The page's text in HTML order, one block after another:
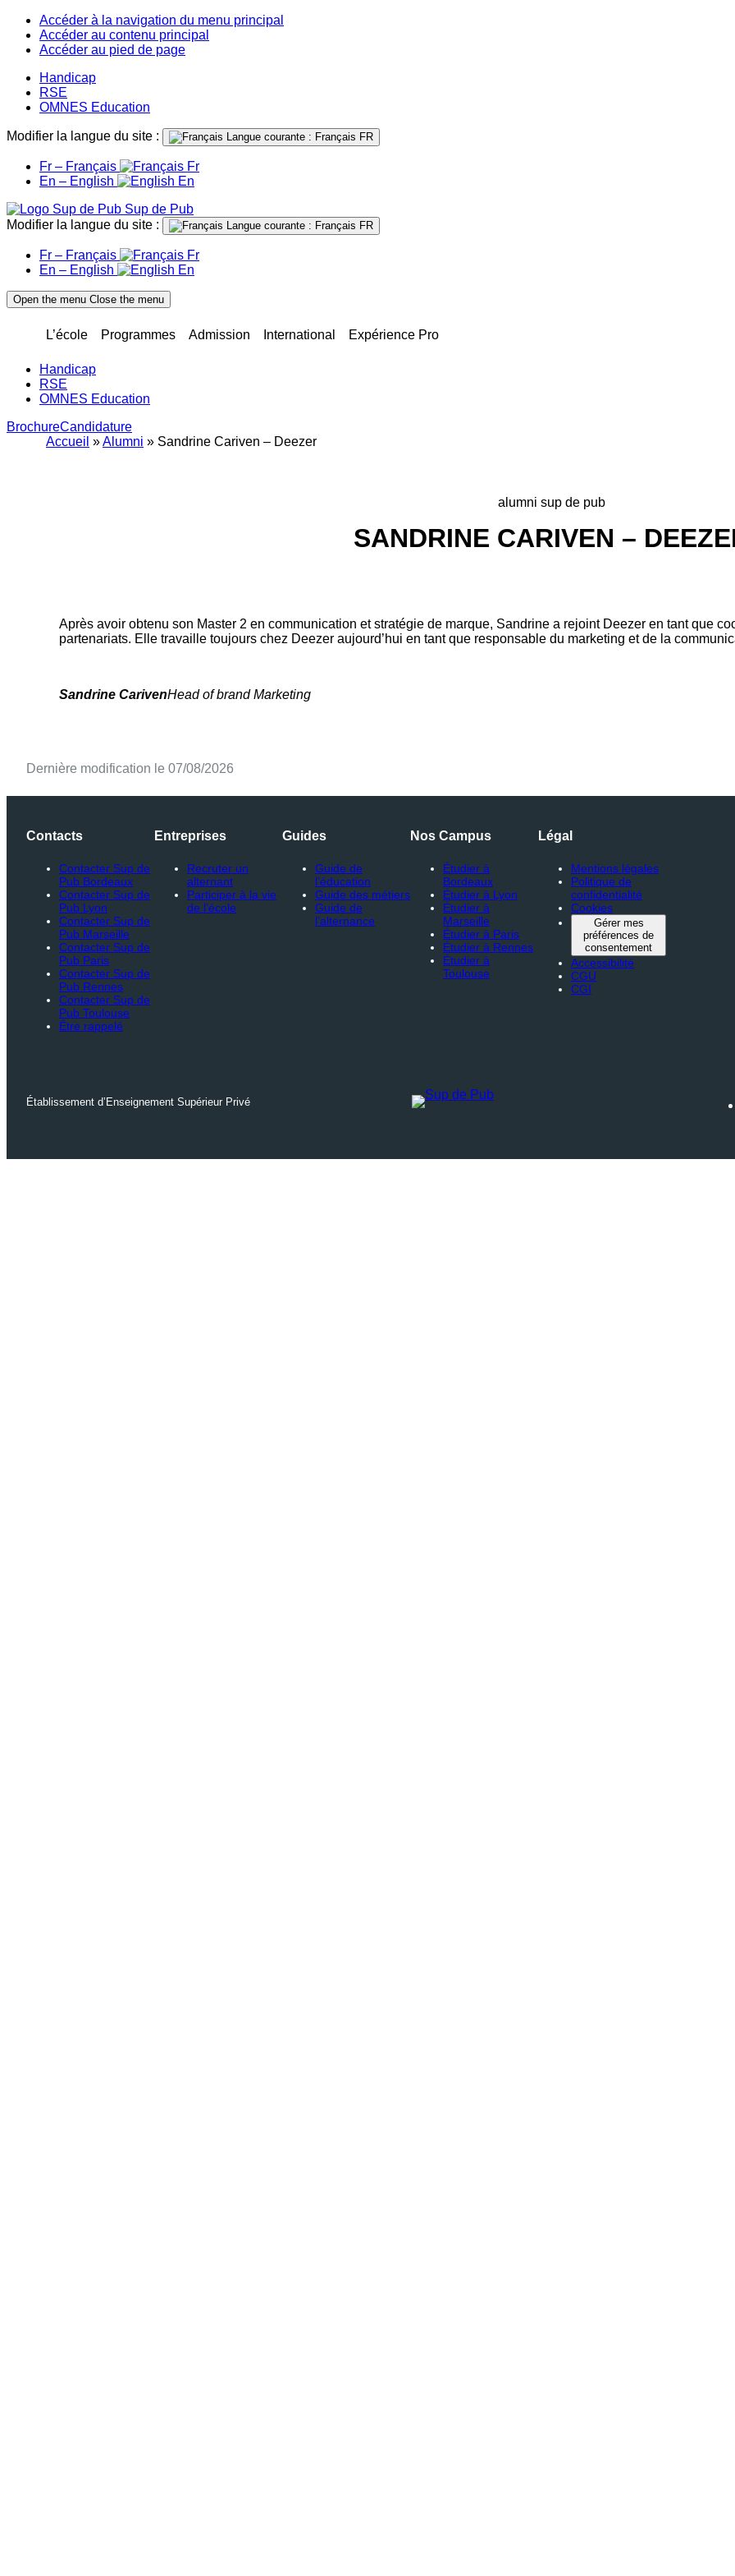
Accéder à la navigation du menu principal
Accéder au contenu principal
Accéder au pied de page
Handicap
RSE
OMNES Education
Modifier la langue du site : Langue courante : Français FR
Fr – Français
Fr
En – English
En
Sup de Pub
Modifier la langue du site :
Langue courante : Français FR
Fr – Français
Fr
En – English
En
Open the menu Close the menu
L’école Programmes Admission International Expérience Pro
Handicap
RSE
OMNES Education
BrochureCandidature
Accueil »Alumni » Sandrine Cariven – Deezer
alumni sup de pub
SANDRINE CARIVEN –
Après avoir obtenu son Master 2 en communication et stratégie de marque, Sandrine a rejoint Deezer en tant que
partenariats. Elle travaille toujours chez Deezer aujourd’hui en tant que responsable du marketing et de la
Sandrine CarivenHead of brand Marketing
Dernière modification le 07/08/2026
Contacts
Contacter Sup de
Pub Bordeaux
Contacter Sup de
Pub Lyon
Contacter Sup de
Pub Marseille
Contacter Sup de
Pub Paris
Contacter Sup de
Pub Rennes
Contacter Sup de
Pub Toulouse
Être rappelé
Entreprises
Recruter un
alternant
Participer à la vie
de l’école
Guides
Guide de
l’éducation
Guide des métiers
Guide de
l’alternance
Nos Campus
Étudier à
Bordeaux
Étudier à Lyon
Étudier à
Marseille
Étudier à Paris
Étudier à Rennes
Étudier à
Toulouse
Légal
Mentions légales
Politique de
confidentialité
Cookies
Gérer mes
préférences de
consentement
Accessibilité
CGU
CGI
Établissement d’Enseignement Supérieur Privé